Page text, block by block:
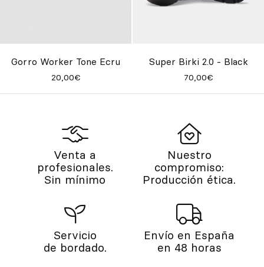
Gorro Worker Tone Ecru
20,00€
Super Birki 2.0 - Black
70,00€
Venta a
profesionales.
Sin mínimo
Nuestro
compromiso:
Producción ética.
Servicio
de bordado.
Envío en España
en 48 horas